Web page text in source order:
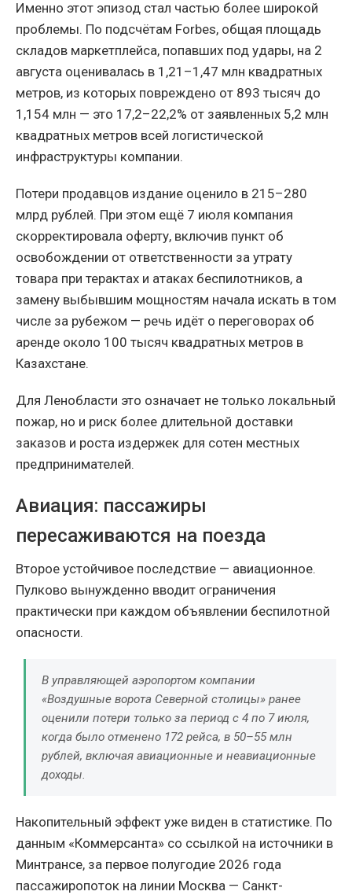
Именно этот эпизод стал частью более широкой
проблемы. По подсчётам Forbes, общая площадь
складов маркетплейса, попавших под удары, на 2
августа оценивалась в 1,21–1,47 млн квадратных
метров, из которых повреждено от 893 тысяч до
1,154 млн — это 17,2–22,2% от заявленных 5,2 млн
квадратных метров всей логистической
инфраструктуры компании.
Потери продавцов издание оценило в 215–280
млрд рублей. При этом ещё 7 июля компания
скорректировала оферту, включив пункт об
освобождении от ответственности за утрату
товара при терактах и атаках беспилотников, а
замену выбывшим мощностям начала искать в том
числе за рубежом — речь идёт о переговорах об
аренде около 100 тысяч квадратных метров в
Казахстане.
Для Ленобласти это означает не только локальный
пожар, но и риск более длительной доставки
заказов и роста издержек для сотен местных
предпринимателей.
Авиация: пассажиры
пересаживаются на поезда
Второе устойчивое последствие — авиационное.
Пулково вынужденно вводит ограничения
практически при каждом объявлении беспилотной
опасности.
В управляющей аэропортом компании
«Воздушные ворота Северной столицы» ранее
оценили потери только за период с 4 по 7 июля,
когда было отменено 172 рейса, в 50–55 млн
рублей, включая авиационные и неавиационные
доходы.
Накопительный эффект уже виден в статистике. По
данным «Коммерсанта» со ссылкой на источники в
Минтрансе, за первое полугодие 2026 года
пассажиропоток на линии Москва — Санкт-